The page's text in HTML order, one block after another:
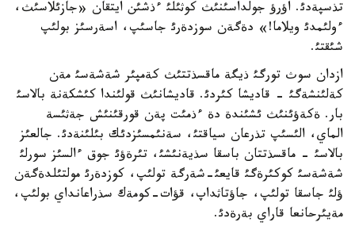
تذسپةدئ. اؤرؤ جولداسئنئث كوثئلئ ءذشئن ايتقان «جازئلاسئث،
ءولئمدئ ويلاما!» دةگةن سوزدةرئ جاسئپ، اسةرسئز بولئپ
شئقتئ.
ازدان سوث تورگئ ذيگة ماقسذتتئث كةمپئر شةشةسئ مةن
كةلئنشةگئ - قاديشا كئردئ. قاديشانئث قولئندا كئشكةنة بالاسئ
بار. ةكةؤئنئث ئشئندة دة ءذمئت پةن قورقئنئش جةثئسة
الماي، الئسئپ تذرعان سياقتئ، سةنئمسئزدئك بئلئنةدئ. جالعئز
بالاسئ - ماقسذتتان باسقا سذيةنئشئ، تئرةؤئ جوق ءالسئز سورلئ
شةشةسئ كوكئرةگئ قايعئ-شةرگة تولئپ، كوزدةرئ مولتئلدةگةن
ؤلئ جاسقا تولئپ، جاؤتاثداپ، قؤات-كومةك سذراعانداي بولئپ،
مةيئرحانعا قاراي بةرةدئ.